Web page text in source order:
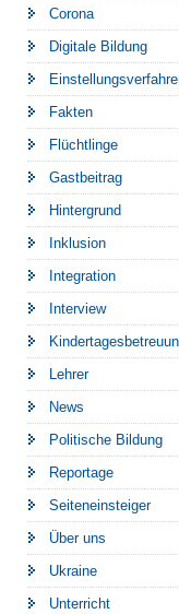
Corona
Digitale Bildung
Fakten
Flüchtlinge
Gastbeitrag
Hintergrund
Inklusion
Integration
Interview
Lehrer
News
Politische Bildung
Reportage
Seiteneinsteiger
Über uns
Ukraine
Unterricht